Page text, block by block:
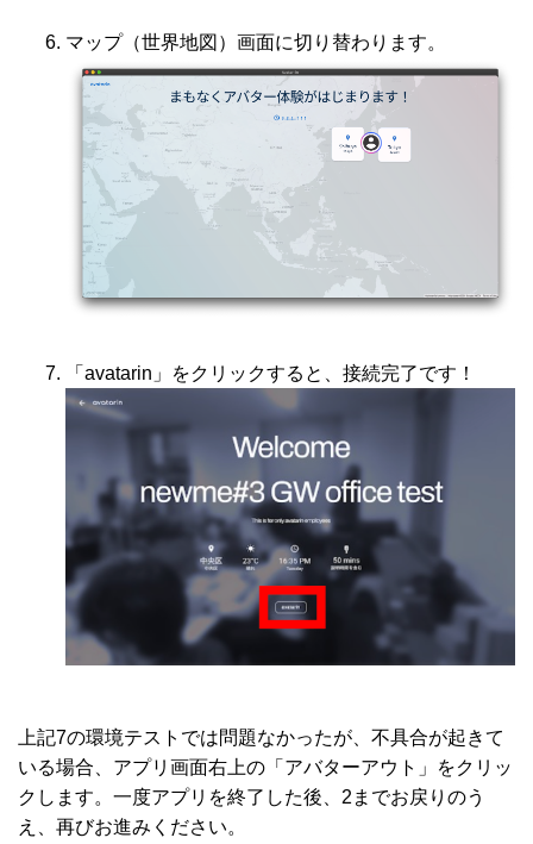
マップ（世界地図）画面に切り替わります。
「avatarin」をクリックすると、接続完了です！
上記7の環境テストでは問題なかったが、不具合が起きて
いる場合、アプリ画面右上の「アバターアウト」をクリッ
クします。一度アプリを終了した後、2までお戻りのう
え、再びお進みください。